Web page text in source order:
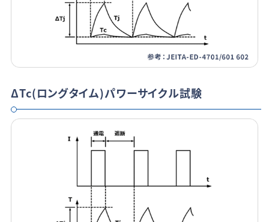
ΔTc(ロングタイム)パワーサイクル試験